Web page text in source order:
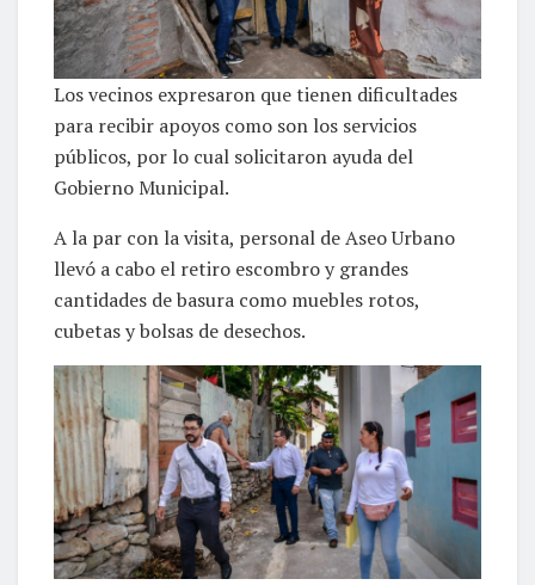
Los vecinos expresaron que tienen dificultades
para recibir apoyos como son los servicios
públicos, por lo cual solicitaron ayuda del
Gobierno Municipal.
A la par con la visita, personal de Aseo Urbano
llevó a cabo el retiro escombro y grandes
cantidades de basura como muebles rotos,
cubetas y bolsas de desechos.